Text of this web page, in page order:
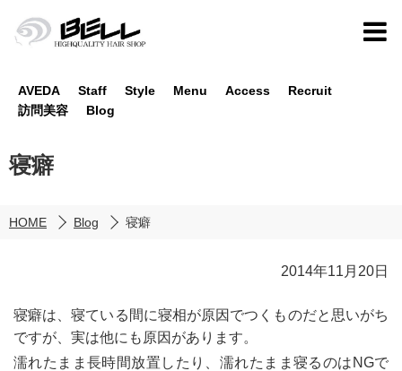
AVEDA Staff Style Menu Access
Recruit
訪問美容
Blog
寝癖
HOME Blog 寝癖
2014年11月20日
寝癖は、寝ている間に寝相が原因でつくものだと思いがち
ですが、実は他にも原因があります。
濡れたまま長時間放置したり、濡れたまま寝るのはNGで